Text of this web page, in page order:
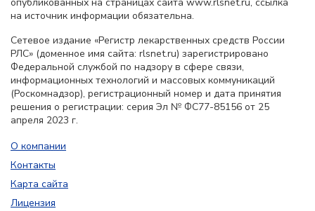
на источник информации обязательна.
Сетевое издание «Регистр лекарственных средств России
РЛС» (доменное имя сайта: rlsnet.ru) зарегистрировано
Федеральной службой по надзору в сфере связи,
информационных технологий и массовых коммуникаций
(Роскомнадзор), регистрационный номер и дата принятия
решения о регистрации: серия Эл № ФС77-85156 от 25
апреля 2023 г.
О компании
Контакты
Карта сайта
Лицензия